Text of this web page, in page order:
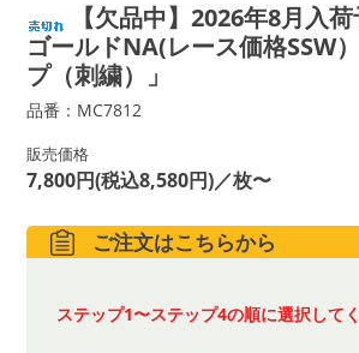
【欠品中】2026年8月入
ゴールドNA(レース価格SSW
プ（刺繍）」
品番：MC7812
販売価格
7,800円(税込8,580円)／枚〜
ご注文はこちらから
ステップ1〜ステップ4の順に選択してく